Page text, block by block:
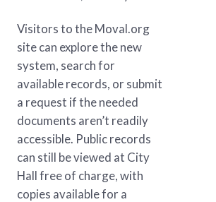
Visitors to the Moval.org
site can explore the new
system, search for
available records, or submit
a request if the needed
documents aren’t readily
accessible. Public records
can still be viewed at City
Hall free of charge, with
copies available for a